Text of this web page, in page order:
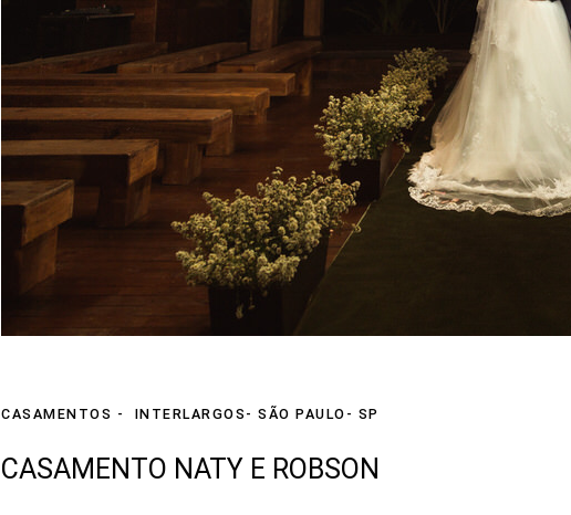
CASAMENTOS INTERLARGOS- SÃO PAULO- SP
CASAMENTO NATY E ROBSON